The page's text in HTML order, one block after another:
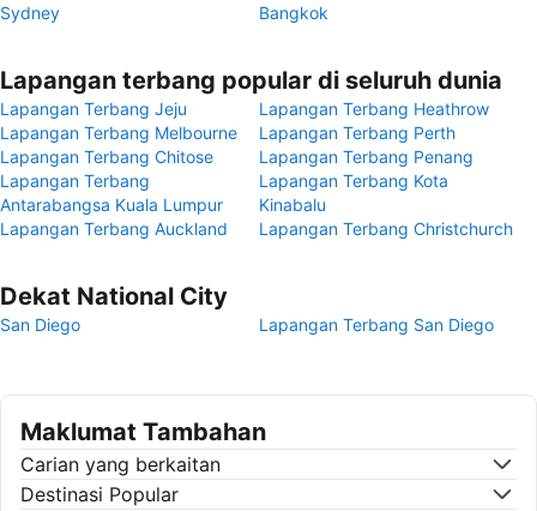
Sydney
Bangkok
Lapangan terbang popular di seluruh dunia
Lapangan Terbang Jeju
Lapangan Terbang Heathrow
Lapangan Terbang Melbourne
Lapangan Terbang Perth
Lapangan Terbang Chitose
Lapangan Terbang Penang
Lapangan Terbang
Antarabangsa Kuala Lumpur
Lapangan Terbang Kota
Kinabalu
Lapangan Terbang Auckland
Lapangan Terbang Christchurch
Dekat National City
San Diego Lapangan Terbang San Diego
Maklumat Tambahan
Carian yang berkaitan
Destinasi Popular